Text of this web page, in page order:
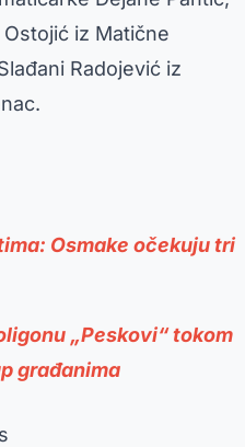
iz Matične
Radojević iz
Osmake očekuju tri
„Peskovi“ tokom
građanima